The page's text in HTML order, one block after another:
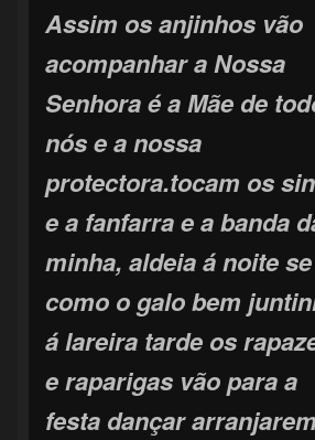
Assim os anjinhos vão
acompanhar a Nossa
Senhora é a Mãe de
nós e a nossa
protectora.tocam os
e a fanfarra e a banda
minha, aldeia á noite se
como o galo bem
á lareira tarde os
e raparigas vão para a
festa dançar arranjarem